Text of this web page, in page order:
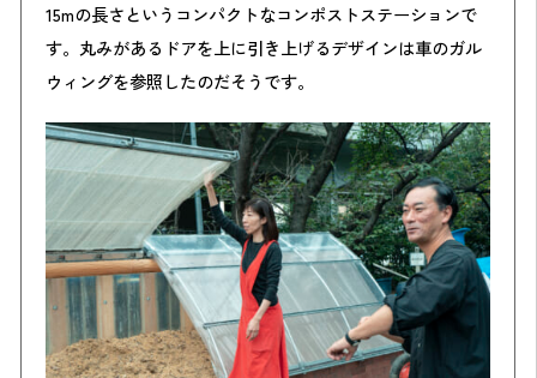
15mの長さというコンパクトなコンポストステーションで
す。丸みがあるドアを上に引き上げるデザインは車のガル
ウィングを参照したのだそうです。